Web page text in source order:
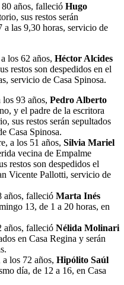
años, falleció Hugo
sus restos serán
a las 9,30 horas, servicio de
los 62 años, Héctor Alcides
restos son despedidos en el
servicio de Casa Spinosa.
93 años, Pedro Alberto
y el padre de la escritora
sus restos serán sepultados
Casa Spinosa.
a los 51 años, Silvia Mariel
vecina de Empalme
restos son despedidos el
Vicente Pallotti, servicio de
años, falleció Marta Inés
13, de 1 a 20 horas, en
años, falleció Nélida Molinari
en Casa Regina y serán
los 72 años, Hipólito Saúl
día, de 12 a 16, en Casa